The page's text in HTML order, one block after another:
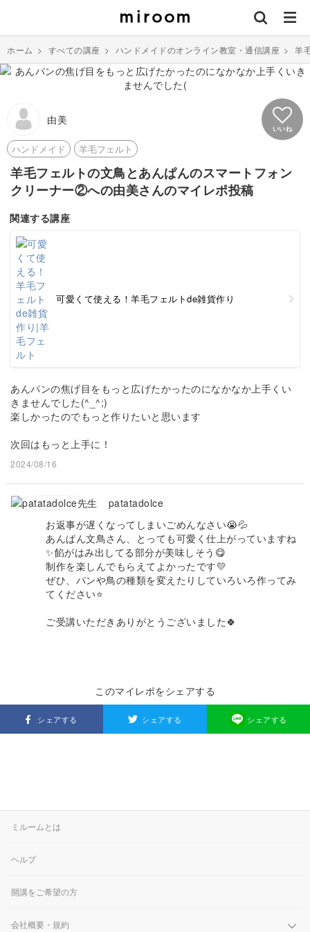
ホーム > すべての講座 > ハンドメイドのオンライン教室・通信講座 > 羊
由美
いいね
ハンドメイド 羊毛フェルト
羊毛フェルトの文鳥とあんぱんのスマートフォン
クリーナー②への由美さんのマイレポ投稿
関連する講座
可愛くて使える！羊毛フェルトde雑貨作り
あんパンの焦げ目をもっと広げたかったのになかなか上手くい
きませんでした(^_^;)
楽しかったのでもっと作りたいと思います
次回はもっと上手に！
2024/08/16
patatadolce
お返事が遅くなってしまいごめんなさい😭💦
あんぱん文鳥さん、とっても可愛く仕上がっていますね
✨餡がはみ出してる部分が美味しそう😋
制作を楽しんでもらえてよかったです💛
ぜひ、パンや鳥の種類を変えたりしていろいろ作ってみ
てください⭐️
ご受講いただきありがとうございました🍀
このマイレポをシェアする
シェアする シェアする シェアする
ミルームとは
ヘルプ
開講をご希望の方
会社概要・規約